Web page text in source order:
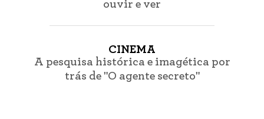
ouvir e ver
CINEMA
A pesquisa histórica e imagética por
trás de "O agente secreto"